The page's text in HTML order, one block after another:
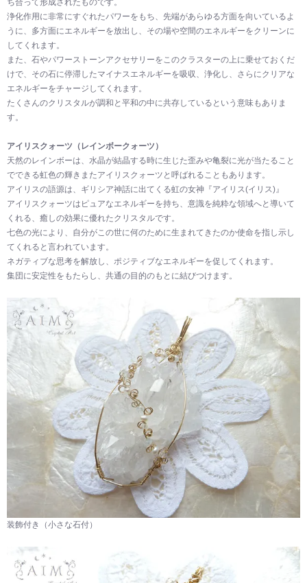
ち合って形成されたものです。
浄化作用に非常にすぐれたパワーをもち、先端があらゆる方面を向いているよ
うに、多方面にエネルギーを放出し、その場や空間のエネルギーをクリーンに
してくれます。
また、石やパワーストーンアクセサリーをこのクラスターの上に乗せておくだ
けで、その石に停滞したマイナスエネルギーを吸収、浄化し、さらにクリアな
エネルギーをチャージしてくれます。
たくさんのクリスタルが調和と平和の中に共存しているという意味もありま
す。
アイリスクォーツ（レインボークォーツ）
天然のレインボーは、水晶が結晶する時に生じた歪みや亀裂に光が当たること
でできる虹色の輝きまたアイリスクォーツと呼ばれることもあります。
アイリスの語源は、ギリシア神話に出てくる虹の女神『アイリス(イリス)』
アイリスクォーツはピュアなエネルギーを持ち、意識を純粋な領域へと導いて
くれる、癒しの効果に優れたクリスタルです。
七色の光により、自分がこの世に何のために生まれてきたのか使命を指し示し
てくれると言われています。
ネガティブな思考を解放し、ポジティブなエネルギーを促してくれます。
集団に安定性をもたらし、共通の目的のもとに結びつけます。
装飾付き（小さな石付）